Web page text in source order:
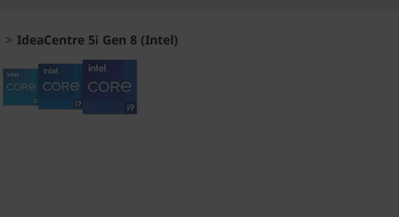
> IdeaCentre 5i Gen 8 (Intel)